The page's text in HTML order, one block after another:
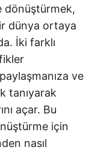
dönüştürmek,
dünya ortaya
İki farklı
ve
tanıyarak
açar. Bu
için
nasıl